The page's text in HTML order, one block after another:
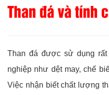
Than đá và tính
Than đá được sử dụng rất
nghiệp như dệt may, chế
Việc nhận biết chất lượng